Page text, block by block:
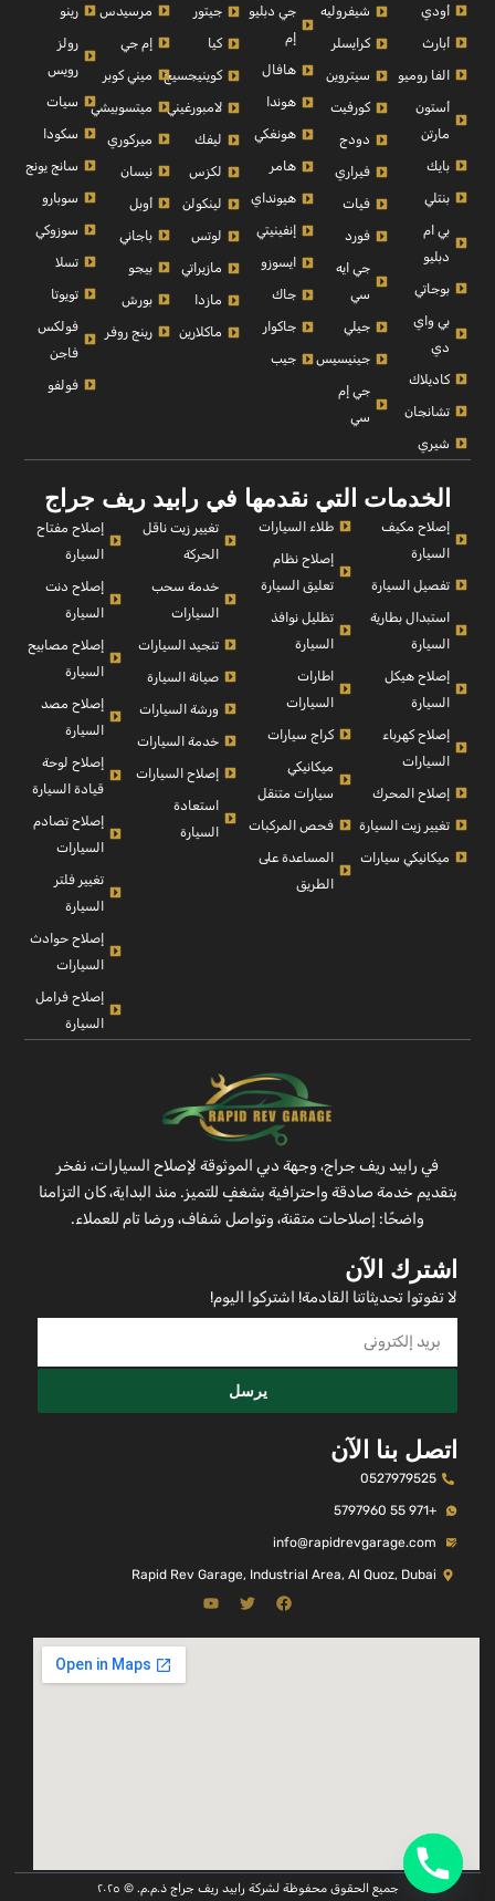
أودي
أبارث
الفا روميو
أستون
مارتن
بايك
بنتلي
بي ام
دبليو
بوجاتي
بي واي
دي
كاديلاك
تشانجان
شيري
شيفروليه
كرايسلر
سيتروين
كورفيت
دودج
فيراري
فيات
فورد
جي ايه
سي
جيلي
جينيسيس
جي إم
سي
جي دبليو
إم
هافال
هوندا
هونغكي
هامر
هيونداي
إنفينيتي
ايسوزو
جاك
جاكوار
جيب
جيتور
كيا
كوينيجسيج
لامبورغيني
ليفك
لكزس
لينكولن
لوتس
مازيراتي
مازدا
ماكلارين
مرسيدس
إم جي
ميني كوبر
ميتسوبيشي
ميركوري
نيسان
أوبل
باجاني
بيجو
بورش
رينج روفر
رينو
رولز
رويس
سيات
سكودا
سانج يونج
سوبارو
سوزوكي
تسلا
تويوتا
فولكس
فاجن
فولفو
الخدمات التي نقدمها في رابيد ريف جراج
إصلاح مكيف
السيارة
تفصيل السيارة
استبدال بطارية
السيارة
إصلاح هيكل
السيارة
إصلاح كهرباء
السيارات
إصلاح المحرك
تغيير زيت السيارة
ميكانيكي سيارات
طلاء السيارات
إصلاح نظام
تعليق السيارة
تظليل نوافذ
السيارة
اطارات
السيارات
كراج سيارات
ميكانيكي
سيارات متنقل
فحص المركبات
المساعدة على
الطريق
تغيير زيت ناقل
الحركة
خدمة سحب
السيارات
تنجيد السيارات
صيانة السيارة
ورشة السيارات
خدمة السيارات
إصلاح السيارات
استعادة
السيارة
إصلاح مفتاح
السيارة
إصلاح دنت
السيارة
إصلاح مصابيح
السيارة
إصلاح مصد
السيارة
إصلاح لوحة
قيادة السيارة
إصلاح تصادم
السيارات
تغيير فلتر
السيارة
إصلاح حوادث
السيارات
إصلاح فرامل
السيارة
في رابيد ريف جراج، وجهة دبي الموثوقة لإصلاح السيارات، نفخر
بتقديم خدمة صادقة واحترافية بشغفٍ للتميز. منذ البداية، كان التزامنا
واضحًا: إصلاحات متقنة، وتواصل شفاف، ورضا تام للعملاء.
اشترك الآن
لا تفوتوا تحديثاتنا القادمة! اشتركوا اليوم!
يرسل
اتصل بنا الآن
0527979525
+971 55 5797960
info@rapidrevgarage.com
Rapid Rev Garage, Industrial Area, Al Quoz, Dubai
جميع الحقوق محفوظة لشركة رابيد ريف جراج ذ.م.م. © ٢٠٢٥